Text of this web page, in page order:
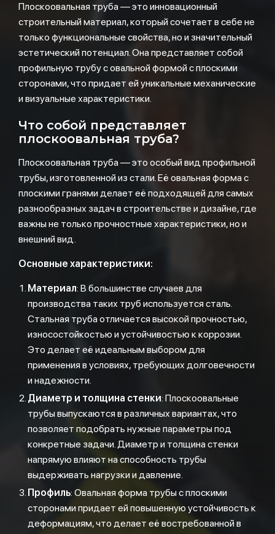
Плоскоовальная труба — это инновационный
строительный материал, который сочетает в себе не
только функциональные свойства, но и значительный
эстетический потенциал. Она представляет собой
профильную трубу с овальной формой с плоскими
сторонами, что придает ей уникальные механические
и визуальные характеристики.
Что собой представляет
плоскоовальная труба?
Плоскоовальная труба — это особый вид профильной
трубы, изготовленной из стали. Её овальная форма с
плоскими гранями делает её подходящей для самых
разнообразных задач в строительстве и дизайне, где
важны не только прочностные характеристики, но и
внешний вид.
Основные характеристики:
Материал: В большинстве случаев для
производства таких труб используется сталь.
Стальная труба отличается высокой прочностью,
износостойкостью и устойчивостью к коррозии.
Это делает её идеальным выбором для
применения в условиях, требующих долговечности
и надежности.
Диаметр и толщина стенки: Плоскоовальные
трубы выпускаются в различных вариантах, что
позволяет подобрать нужные параметры под
конкретные задачи. Диаметр и толщина стенки
напрямую влияют на способность трубы
выдерживать нагрузки и давление.
Профиль: Овальная форма трубы с плоскими
сторонами придает ей повышенную устойчивость к
деформациям, что делает её востребованной в